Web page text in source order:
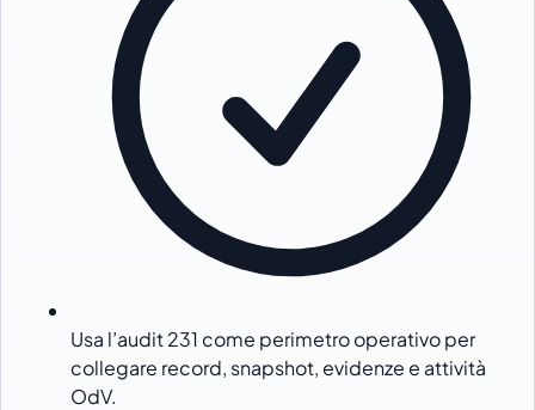
Usa l’audit 231 come perimetro operativo per
collegare record, snapshot, evidenze e attività
OdV.